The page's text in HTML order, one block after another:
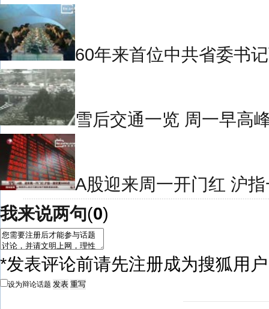
60年来首位中共省委书
雪后交通一览 周一早高
A股迎来周一开门红 沪
我来说两句(0)
*发表评论前请先注册成为搜狐用
设为辩论话题